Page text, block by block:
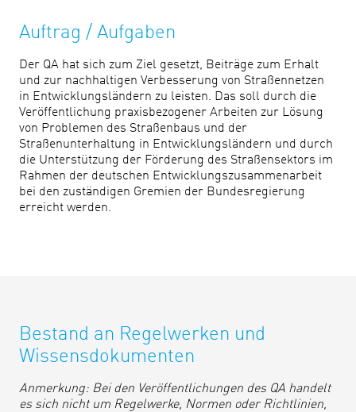
Auftrag / Aufgaben
Der QA hat sich zum Ziel gesetzt, Beiträge zum Erhalt
und zur nachhaltigen Verbesserung von Straßennetzen
in Entwicklungsländern zu leisten. Das soll durch die
Veröffentlichung praxisbezogener Arbeiten zur Lösung
von Problemen des Straßenbaus und der
Straßenunterhaltung in Entwicklungsländern und durch
die Unterstützung der Förderung des Straßensektors im
Rahmen der deutschen Entwicklungszusammenarbeit
bei den zuständigen Gremien der Bundesregierung
erreicht werden.
Bestand an Regelwerken und
Wissensdokumenten
Anmerkung: Bei den Veröffentlichungen des QA handelt
es sich nicht um Regelwerke, Normen oder Richtlinien,